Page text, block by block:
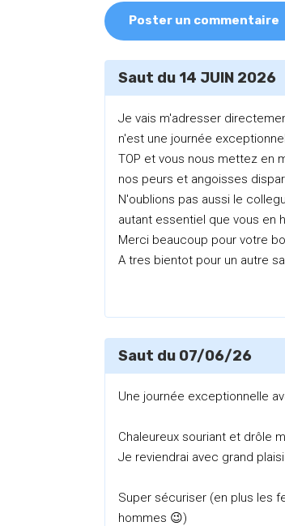
Poster un commentaire
Saut du 14 JUIN 2026
Je vais m'adresser
n'est une journée
TOP et vous nous mettez en
nos peurs et angoisses
N'oublions pas aussi le
autant essentiel que vous en
Merci beaucoup pour votre
A tres bientot pour un autre
Saut du 07/06/26
Une journée exceptionnelle
Chaleureux souriant et drôle
Je reviendrai avec grand
Super sécuriser (en plus les
hommes 😉)